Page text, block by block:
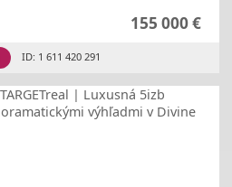
155 000 €
ID: 1 611 420 291